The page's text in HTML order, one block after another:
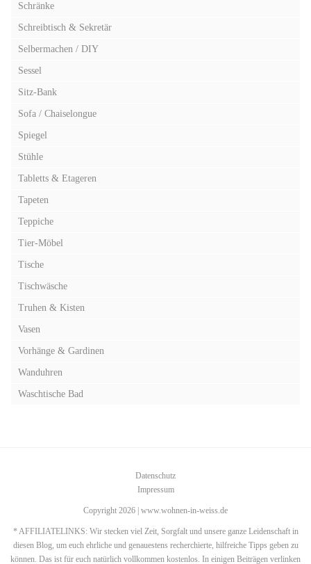
Schränke
Schreibtisch & Sekretär
Selbermachen / DIY
Sessel
Sitz-Bank
Sofa / Chaiselongue
Spiegel
Stühle
Tabletts & Etageren
Tapeten
Teppiche
Tier-Möbel
Tische
Tischwäsche
Truhen & Kisten
Vasen
Vorhänge & Gardinen
Wanduhren
Waschtische Bad
Datenschutz
Impressum
Copyright 2026 | www.wohnen-in-weiss.de
* AFFILIATELINKS: Wir stecken viel Zeit, Sorgfalt und unsere ganze Leidenschaft in
diesen Blog, um euch ehrliche und genauestens recherchierte, hilfreiche Tipps geben zu
können. Das ist für euch natürlich vollkommen kostenlos. In einigen Beiträgen verlinken